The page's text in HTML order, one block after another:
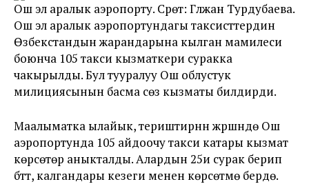
Ош эл аралык аэропорту. Сүрөт: Гүлжан Турдубаева.
Ош эл аралык аэропортундагы таксисттердин
Өзбекстандын жарандарына кылган мамилеси
боюнча 105 такси кызматкери суракка
чакырылды. Бул тууралуу Ош облустук
милициясынын басма сөз кызматы билдирди.
Маалыматка ылайык, териштирүүнүн жүрүшүндө Ош
аэропортунда 105 айдоочу такси катары кызмат
көрсөтөрү аныкталды. Алардын 25и сурак берип
бүттү, калгандары кезеги менен көрсөтмө берүүдө.